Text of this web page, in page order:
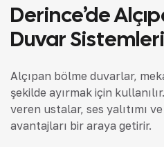
Derince’de
Duvar Sistemleri
Alçıpan bölme duvarlar,
şekilde ayırmak için
veren ustalar, ses yalıtımı
avantajları bir araya getirir.